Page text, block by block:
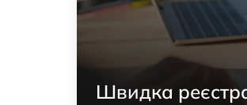
Швидка